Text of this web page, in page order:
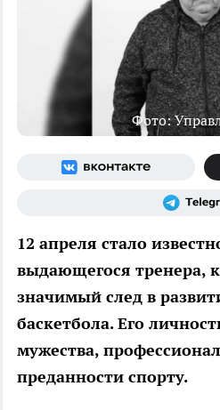
Фото:
12 апреля стало
выдающегося тренера,
значимый след в
баскетбола. Его
мужества,
преданности спорту.